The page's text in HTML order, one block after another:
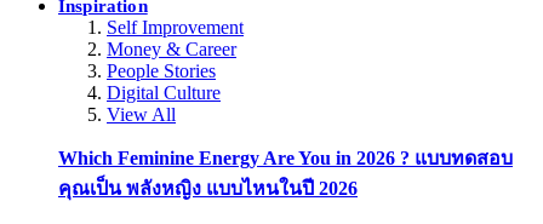
Inspiration
Self Improvement
Money & Career
People Stories
Digital Culture
View All
Which Feminine Energy Are You in 2026 ? แบบทดสอบ
คุณเป็น พลังหญิง แบบไหนในปี 2026